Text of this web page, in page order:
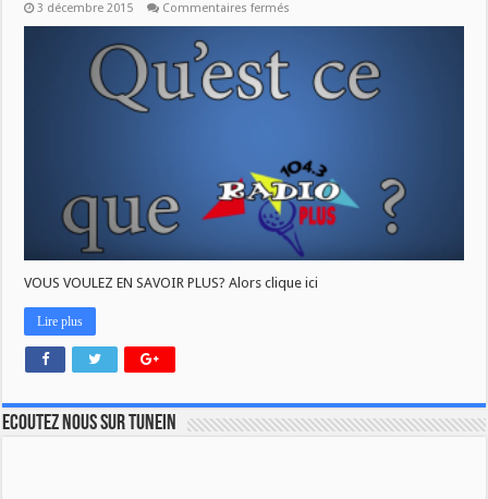
3 décembre 2015 Commentaires fermés
RADIO
PLUS
VOUS VOULEZ EN SAVOIR PLUS? Alors clique ici
Lire plus
Ecoutez nous sur TuneIn